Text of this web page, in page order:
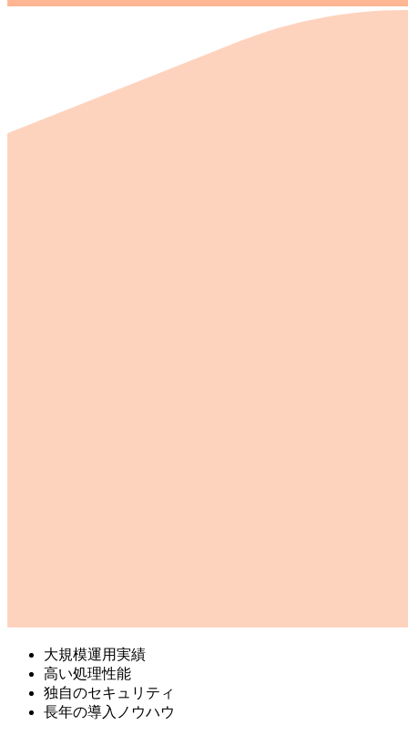
大規模運用実績
高い処理性能
独自のセキュリティ
長年の導入ノウハウ